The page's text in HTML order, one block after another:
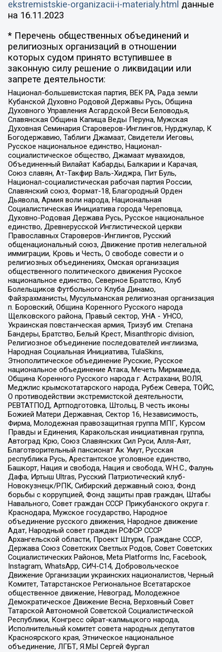
ekstremistskie-organizacii-i-materialy.html данные
на 16.11.2023
* Перечень общественных объединений и
религиозных организаций в отношении
которых судом принято вступившее в
законную силу решение о ликвидации или
запрете деятельности:
Национал-большевистская партия, ВЕК РА, Рада земли
Кубанской Духовно Родовой Державы Русь, Община
Духовного Управления Асгардской Веси Беловодья,
Славянская Община Капища Веды Перуна, Мужская
Духовная Семинария Староверов-Инглингов, Нурджулар, К
Богодержавию, Таблиги Джамаат, Свидетели Иеговы,
Русское национальное единство, Национал-
социалистическое общество, Джамаат мувахидов,
Объединенный Вилайат Кабарды, Балкарии и Карачая,
Союз славян, Ат-Такфир Валь-Хиджра, Пит Буль,
Национал-социалистическая рабочая партия России,
Славянский союз, Формат-18, Благородный Орден
Дьявола, Армия воли народа, Национальная
Социалистическая Инициатива города Череповца,
Духовно-Родовая Держава Русь, Русское национальное
единство, Древнерусской Инглистической церкви
Православных Староверов-Инглингов, Русский
общенациональный союз, Движение против нелегальной
иммиграции, Кровь и Честь, О свободе совести и о
религиозных объединениях, Омская организация
общественного политического движения Русское
национальное единство, Северное Братство, Клуб
Болельщиков Футбольного Клуба Динамо,
Файзрахманисты, Мусульманская религиозная организация
п. Боровский, Община Коренного Русского народа
Щелковского района, Правый сектор, УНА - УНСО,
Украинская повстанческая армия, Тризуб им. Степана
Бандеры, Братство, Белый Крест, Misanthropic division,
Религиозное объединение последователей инглиизма,
Народная Социальная Инициатива, TulaSkins,
Этнополитическое объединение Русские, Русское
национальное объединение Атака, Мечеть Мирмамеда,
Община Коренного Русского народа г. Астрахани, ВОЛЯ,
Меджлис крымскотатарского народа, Рубеж Севера, ТОЙС,
О противодействии экстремистской деятельности,
РЕВТАТПОД, Артподготовка, Штольц, В честь иконы
Божией Матери Державная, Сектор 16, Независимость,
Фирма, Молодежная правозащитная группа МПГ, Курсом
Правды и Единения, Каракольская инициативная группа,
Автоград Крю, Союз Славянских Сил Руси, Алля-Аят,
Благотворительный пансионат Ак Умут, Русская
республика Русь, Арестантское уголовное единство,
Башкорт, Нация и свобода, Нация и свобода, W.H.С., Фалунь
Дафа, Иртыш Ultras, Русский Патриотический клуб-
Новокузнецк/РПК, Сибирский державный союз, Фонд
борьбы с коррупцией, Фонд защиты прав граждан, Штабы
Навального, Совет граждан СССР Прикубанского округа г.
Краснодара, Мужское государство, Народное
объединение русского движения, Народное движение
Адат, Народный совет граждан РСФСР СССР
Архангельской области, Проект Штурм, Граждане СССР,
Держава Союз Советских Светлых Родов, Совет Советских
Социалистических Районов, Meta Platforms Inc, Facebook,
Instagram, WhatsApp, СИЧ-С14, Добровольческое
Движение Организации украинских националистов, Черный
Комитет, Татарстанское Региональное Всетатарское
общественное движение, Невоград, Молодежное
Демократическое Движение Весна, Верховный Совет
Татарской Автономной Советской Социалистической
Республики, Конгресс ойрат-калмыцкого народа,
Исполнительный комитет совета народных депутатов
Красноярского края, Этническое национальное
объединение, ЛГБТ, Я.МЫ Сергей Фургал